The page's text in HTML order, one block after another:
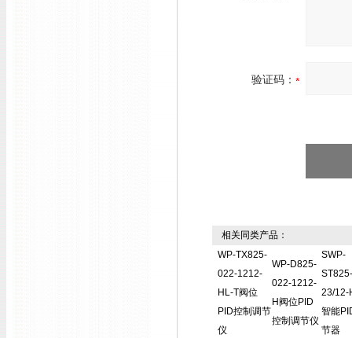
验证码：
相关同类产品：
WP-TX825-
022-1212-
HL-T阀位
PID控制调节
仪
WP-D825-
022-1212-
H阀位PID
控制调节仪
SWP-
23/12-
智能
节器